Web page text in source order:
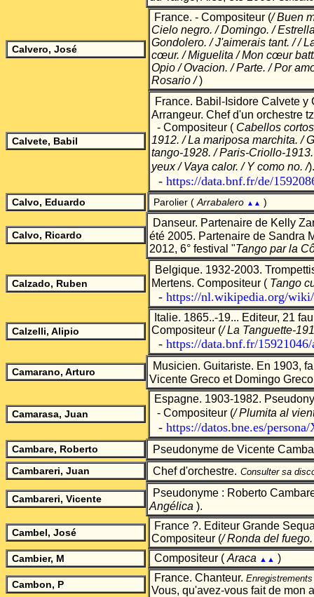
Calvero, José
France. - Compositeur (/ Buen
Cielo negro. / Domingo. /
Gondolero. / J'aimerais tant. / /
cœur. / Miguelita / Mon cœur
Opio / Ovacion. / Parte. / Por
Rosario /)
Calvete, Babil
France. Babil-Isidore Calvete y
Arrangeur. Chef d'un orchestre
- Compositeur ( Cabellos
1912. / La mariposa marchita. /
tango-1928. / Paris-Criollo-
yeux / Vaya calor. / Y como no. /)
- https://data.bnf.fr/de/
Calvo, Eduardo Parolier ( Arrabalero ▲▲ )
Calvo, Ricardo
Danseur. Partenaire de Kelly
été 2005. Partenaire de Sandra
2012, 6° festival "Tango par la
Calzado, Ruben
Belgique. 1932-2003.
Mertens. Compositeur ( Tango
- https://nl.wikipedia.org/
Calzelli, Alipio
Italie. 1865..-19... Editeur, 21
Compositeur (/ La Tanguette-
- https://data.bnf.fr/
Camarano, Arturo
Musicien. Guitariste. En 1903,
Vicente Greco et Domingo
Camarasa, Juan
Espagne. 1903-1982.
- Compositeur (/ Plumita al
- https://datos.bne.es/
Cambare, Roberto Pseudonyme de Vicente
Cambareri, Juan Chef d'orchestre. Consulter sa
Cambareri, Vicente
Pseudonyme : Roberto
Angélica ).
Cambel, José
France ?. Editeur Grande
Compositeur (/ Ronda del fuego.
Cambier, M Compositeur ( Araca ▲▲ )
Cambon, P
France. Chanteur.
Vous, qu'avez-vous fait de mon